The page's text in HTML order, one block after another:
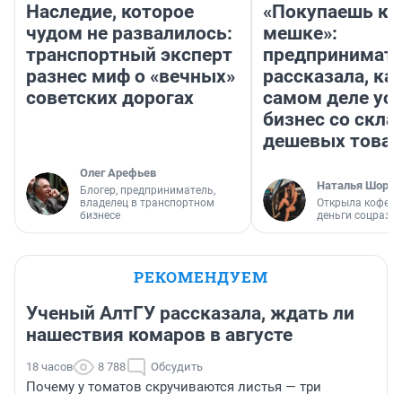
Наследие, которое
чудом не развалилось:
транспортный эксперт
разнес миф о «вечных»
советских дорогах
Олег Арефьев
Блогер, предприниматель,
владелец в транспортном
бизнесе
«Покупаешь
мешке»:
рассказала,
самом деле
бизнес со
дешевых
Наталья
Открыла
деньги
РЕКОМЕНДУЕМ
Ученый АлтГУ рассказала, ждать ли
нашествия комаров в августе
18 часов 8 788 Обсудить
Почему у томатов скручиваются листья — три